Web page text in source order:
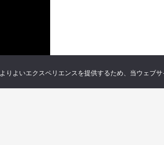
よりよいエクスペリエンスを提供するため、当ウェブ